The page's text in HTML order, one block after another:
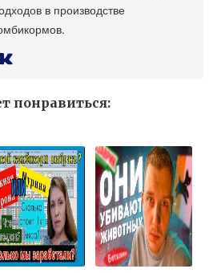
в производстве
понравиться: